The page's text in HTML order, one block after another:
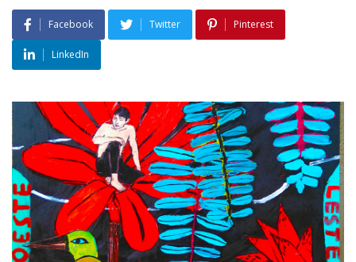
Facebook Twitter Pinterest
LinkedIn